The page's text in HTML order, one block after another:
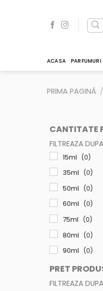
ACASA PARFUMURI
PRIMA PAGINĂ /
CANTITATE
FILTREAZA
15ml (0)
35ml (0)
50ml (0)
60ml (0)
75ml (0)
80ml (0)
90ml (0)
100ml (0)
105ml (0)
PRET
FILTREAZA